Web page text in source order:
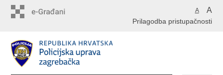
A A
Prilagodba pristupačnosti